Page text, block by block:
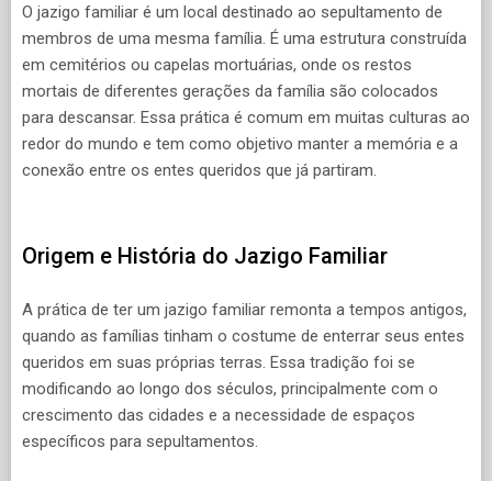
O jazigo familiar é um local destinado ao sepultamento de
membros de uma mesma família. É uma estrutura construída
em cemitérios ou capelas mortuárias, onde os restos
mortais de diferentes gerações da família são colocados
para descansar. Essa prática é comum em muitas culturas ao
redor do mundo e tem como objetivo manter a memória e a
conexão entre os entes queridos que já partiram.
Origem e História do Jazigo Familiar
A prática de ter um jazigo familiar remonta a tempos antigos,
quando as famílias tinham o costume de enterrar seus entes
queridos em suas próprias terras. Essa tradição foi se
modificando ao longo dos séculos, principalmente com o
crescimento das cidades e a necessidade de espaços
específicos para sepultamentos.